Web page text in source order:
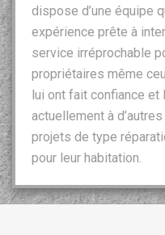
dispose d’une équipe
expérience prête à
service irréprochable
propriétaires même
lui ont fait confiance et
actuellement à
projets de type
pour leur habitation.